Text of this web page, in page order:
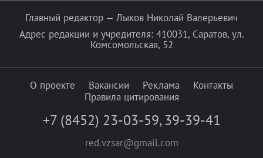
Главный редактор — Лыков Николай Валерьевич
Адрес редакции и учредителя: 410031, Саратов, ул.
Комсомольская, 52
О проекте Вакансии Реклама
Контакты
Правила цитирования
+7 (8452) 23-03-59, 39-39-41
red.vzsar@gmail.com